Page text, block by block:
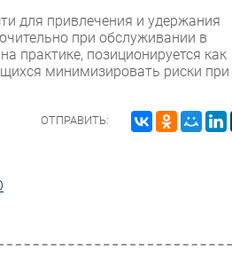
для привлечения и удержания
при обслуживании в
практике, позиционируется как
минимизировать риски при
ОТПРАВИТЬ: